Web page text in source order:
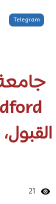
المحتوى
Telegram
21